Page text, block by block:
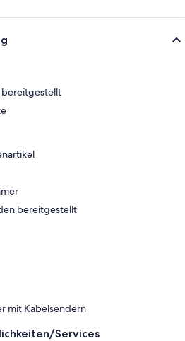
bereitgestellt
bereitgestellt
mit Kabelsendern
Services